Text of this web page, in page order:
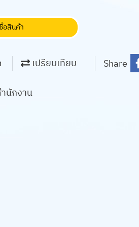
อสินค้า
เปรียบเทียบ
Share
นักงาน